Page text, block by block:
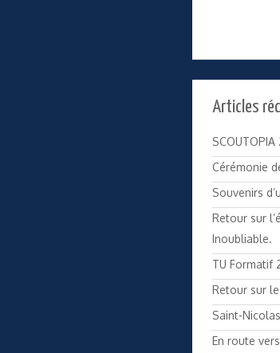
Articles
SCOUTOPIA
Cérémonie
Souvenirs
Retour sur
Inoubliable.
TU Formatif
Retour sur
Saint-
En route